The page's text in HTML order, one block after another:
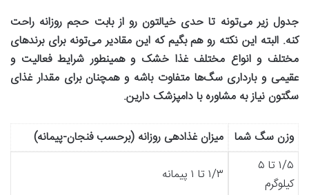
جدول زیر می‌تونه تا حدی خیالتون رو از بابت حجم روزانه راحت
کنه. البته این نکته رو هم بگیم که این مقادیر می‌تونه برای برندهای
مختلف و انواع مختلف غذا خشک و همینطور شرایط فعالیت و
عقیمی و بارداری سگ‌ها متفاوت باشه و همچنان برای مقدار غذای
سگتون نیاز به مشاوره با دامپزشک دارین.
وزن سگ شما
میزان غذادهی روزانه (برحسب فنجان-پیمانه)
۱/۵ تا ۵
کیلوگرم
۱/۳ تا ۱ پیمانه